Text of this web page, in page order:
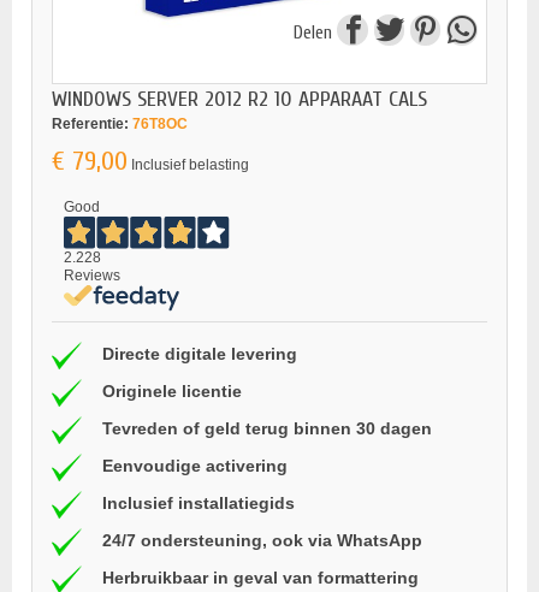
Delen
WINDOWS SERVER 2012 R2 10 APPARAAT CALS
Referentie: 76T8OC
€ 79,00 Inclusief belasting
Good
2.228
Reviews
Directe digitale levering
Originele licentie
Tevreden of geld terug binnen 30 dagen
Eenvoudige activering
Inclusief installatiegids
24/7 ondersteuning, ook via WhatsApp
Herbruikbaar in geval van formattering